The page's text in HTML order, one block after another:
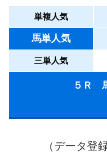
単複人気
馬単人気
三単人気
５Ｒ
（データ登